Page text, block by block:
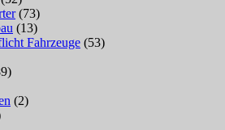
(73)
(13)
Fahrzeuge (53)
(2)